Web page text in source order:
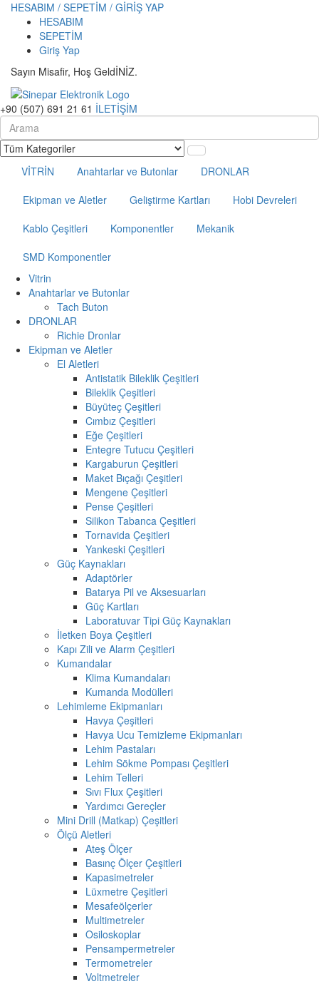
HESABIM / SEPETİM / GİRİŞ YAP
HESABIM
SEPETİM
Giriş Yap
Sayın Misafir, Hoş GeldİNİZ.
+90 (507) 691 21 61 İLETİŞİM
VİTRİN Anahtarlar ve Butonlar
DRONLAR
Ekipman ve Aletler
Geliştirme Kartları
Hobi Devreleri
Kablo Çeşitleri
Komponentler
Mekanik
SMD Komponentler
Vitrin
Anahtarlar ve Butonlar
Tach Buton
DRONLAR
Richie Dronlar
Ekipman ve Aletler
El Aletleri
Antistatik Bileklik Çeşitleri
Bileklik Çeşitleri
Büyüteç Çeşitleri
Cımbız Çeşitleri
Eğe Çeşitleri
Entegre Tutucu Çeşitleri
Kargaburun Çeşitleri
Maket Bıçağı Çeşitleri
Mengene Çeşitleri
Pense Çeşitleri
Silikon Tabanca Çeşitleri
Tornavida Çeşitleri
Yankeski Çeşitleri
Güç Kaynakları
Adaptörler
Batarya Pil ve Aksesuarları
Güç Kartları
Laboratuvar Tipi Güç Kaynakları
İletken Boya Çeşitleri
Kapı Zili ve Alarm Çeşitleri
Kumandalar
Klima Kumandaları
Kumanda Modülleri
Lehimleme Ekipmanları
Havya Çeşitleri
Havya Ucu Temizleme Ekipmanları
Lehim Pastaları
Lehim Sökme Pompası Çeşitleri
Lehim Telleri
Sıvı Flux Çeşitleri
Yardımcı Gereçler
Mini Drill (Matkap) Çeşitleri
Ölçü Aletleri
Ateş Ölçer
Basınç Ölçer Çeşitleri
Kapasimetreler
Lüxmetre Çeşitleri
Mesafeölçerler
Multimetreler
Osiloskoplar
Pensampermetreler
Termometreler
Voltmetreler